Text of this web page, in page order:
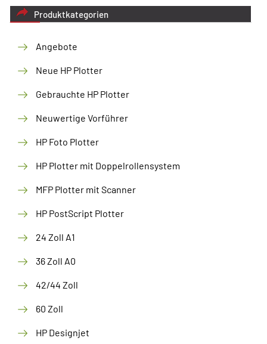
Produktkategorien
Angebote
Neue HP Plotter
Gebrauchte HP Plotter
Neuwertige Vorführer
HP Foto Plotter
HP Plotter mit Doppelrollensystem
MFP Plotter mit Scanner
HP PostScript Plotter
24 Zoll A1
36 Zoll A0
42/44 Zoll
60 Zoll
HP Designjet